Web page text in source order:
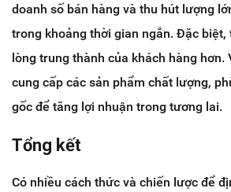
doanh số bán hàng và thu hút lượng
trong khoảng thời gian ngắn. Đặc biệt,
lòng trung thành của khách hàng hơn.
cung cấp các sản phẩm chất lượng,
gốc để tăng lợi nhuận trong tương lai.
Tổng kết
Có nhiều cách thức và chiến lược để